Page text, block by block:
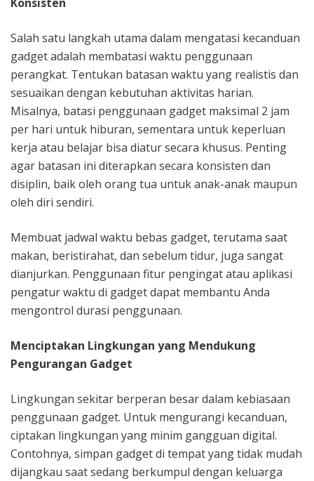
Salah satu langkah utama dalam mengatasi kecanduan
gadget adalah membatasi waktu penggunaan
perangkat. Tentukan batasan waktu yang realistis dan
sesuaikan dengan kebutuhan aktivitas harian.
Misalnya, batasi penggunaan gadget maksimal 2 jam
per hari untuk hiburan, sementara untuk keperluan
kerja atau belajar bisa diatur secara khusus. Penting
agar batasan ini diterapkan secara konsisten dan
disiplin, baik oleh orang tua untuk anak-anak maupun
oleh diri sendiri.
Membuat jadwal waktu bebas gadget, terutama saat
makan, beristirahat, dan sebelum tidur, juga sangat
dianjurkan. Penggunaan fitur pengingat atau aplikasi
pengatur waktu di gadget dapat membantu Anda
mengontrol durasi penggunaan.
Menciptakan Lingkungan yang Mendukung
Pengurangan Gadget
Lingkungan sekitar berperan besar dalam kebiasaan
penggunaan gadget. Untuk mengurangi kecanduan,
ciptakan lingkungan yang minim gangguan digital.
Contohnya, simpan gadget di tempat yang tidak mudah
dijangkau saat sedang berkumpul dengan keluarga